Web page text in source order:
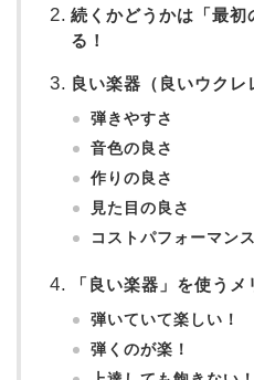
続くかどうかは「最初
る！
良い楽器（良いウクレ
弾きやすさ
音色の良さ
作りの良さ
見た目の良さ
コストパフォーマンス
「良い楽器」を使うメ
弾いていて楽しい！
弾くのが楽！